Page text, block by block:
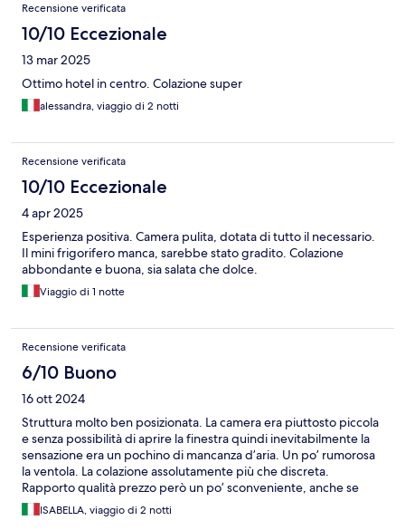
Recensione verificata
10/10 Eccezionale
13 mar 2025
Ottimo hotel in centro. Colazione super
alessandra, viaggio di 2 notti
Recensione verificata
10/10 Eccezionale
4 apr 2025
Esperienza positiva. Camera pulita, dotata di tutto il necessario.
Il mini frigorifero manca, sarebbe stato gradito. Colazione
abbondante e buona, sia salata che dolce.
Viaggio di 1 notte
Recensione verificata
6/10 Buono
16 ott 2024
Struttura molto ben posizionata. La camera era piuttosto piccola
e senza possibilità di aprire la finestra quindi inevitabilmente la
sensazione era un pochino di mancanza d’aria. Un po’ rumorosa
la ventola. La colazione assolutamente più che discreta.
Rapporto qualità prezzo però un po’ sconveniente, anche se
purtroppo in linea con i prezzi inglesi. Lo consiglierei soprattutto
per la posizione comoda a tutto
ISABELLA, viaggio di 2 notti